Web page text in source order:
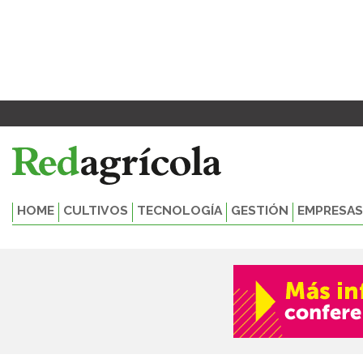
HOME CULTIVOS TECNOLOGÍA GESTIÓN EMPRESAS